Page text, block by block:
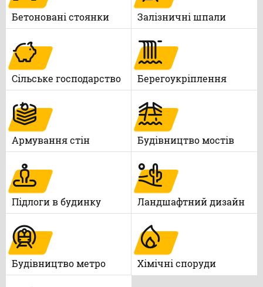
Бетоновані стоянки Залізничні шпали
Сільське господарство Берегоукріплення
Армування стін Будівництво мостів
Підлоги в будинку Ландшафтний дизайн
Будівництво метро Xімічні споруди